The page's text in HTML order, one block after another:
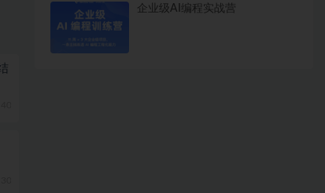
企业级AI编程实战营